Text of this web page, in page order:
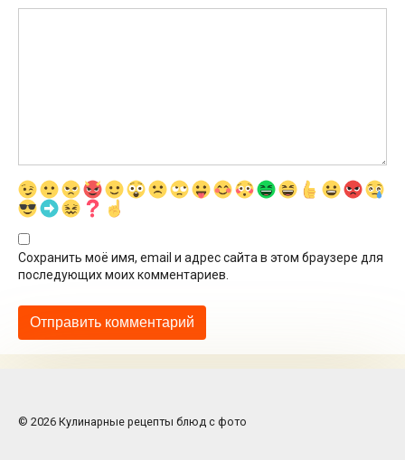
Сохранить моё имя, email и адрес сайта в этом браузере для
последующих моих комментариев.
© 2026 Кулинарные рецепты блюд с фото